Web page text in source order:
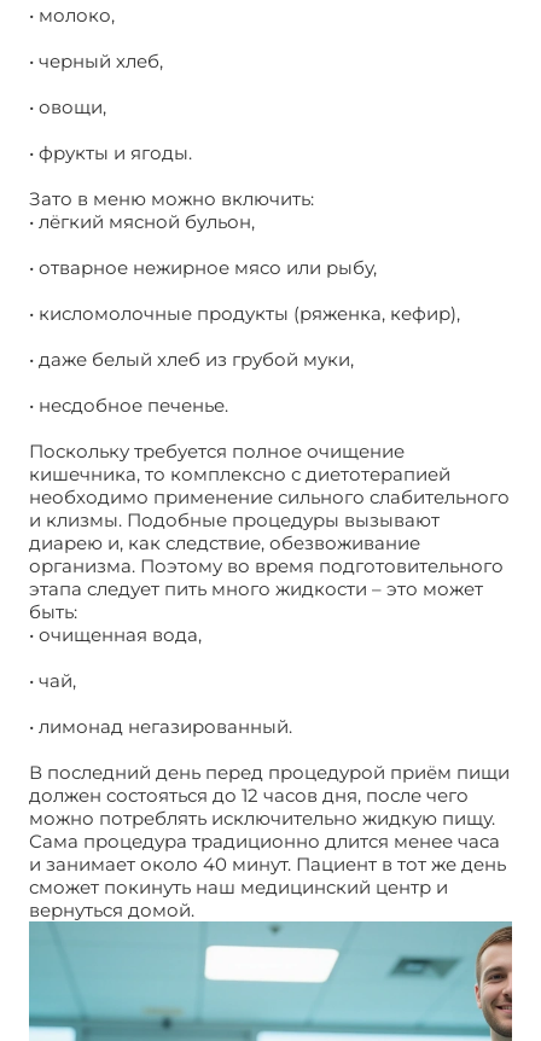
• молоко,
• черный хлеб,
• овощи,
• фрукты и ягоды.
Зато в меню можно включить:
• лёгкий мясной бульон,
• отварное нежирное мясо или рыбу,
• кисломолочные продукты (ряженка, кефир),
• даже белый хлеб из грубой муки,
• несдобное печенье.
Поскольку требуется полное очищение
кишечника, то комплексно с диетотерапией
необходимо применение сильного слабительного
и клизмы. Подобные процедуры вызывают
диарею и, как следствие, обезвоживание
организма. Поэтому во время подготовительного
этапа следует пить много жидкости – это может
быть:
• очищенная вода,
• чай,
• лимонад негазированный.
В последний день перед процедурой приём пищи
должен состояться до 12 часов дня, после чего
можно потреблять исключительно жидкую пищу.
Сама процедура традиционно длится менее часа
и занимает около 40 минут. Пациент в тот же день
сможет покинуть наш медицинский центр и
вернуться домой.